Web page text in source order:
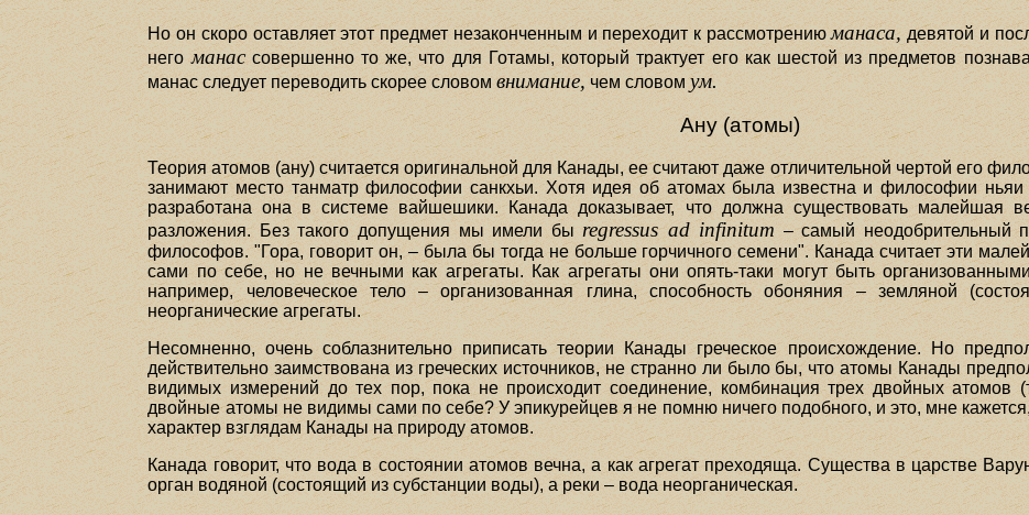
Но он скоро оставляет этот предмет незаконченным и переходит к рассмотрениюманаса, девятой и
негоманассовершенно то же, что для Готамы, который трактует его как шестой из предметов
манас следует переводить скорее словомвнимание, чем словомум.
Ану (атомы)
Теория атомов (ану) считается оригинальной для Канады, ее считают даже отличительной чертой его
занимают место танматр философии санкхьи. Хотя идея об атомах была известна и философии
разработана она в системе вайшешики. Канада доказывает, что должна существовать малейшая
разложения. Без такого допущения мы имели бы regressus ad infinitum – самый неодобрительный
философов. "Гора, говорит он, – была бы тогда не больше горчичного семени". Канада считает эти
сами по себе, но не вечными как агрегаты. Как агрегаты они опять-таки могут быть
например, человеческое тело – организованная глина, способность обоняния – земляной
неорганические агрегаты.
Несомненно, очень соблазнительно приписать теории Канады греческое происхождение. Но
действительно заимствована из греческих источников, не странно ли было бы, что атомы Канады
видимых измерений до тех пор, пока не происходит соединение, комбинация трех двойных атомов
двойные атомы не видимы сами по себе? У эпикурейцев я не помню ничего подобного, и это, мне
характер взглядам Канады на природу атомов.
Канада говорит, что вода в состоянии атомов вечна, а как агрегат преходяща. Существа в царстве
орган водяной (состоящий из субстанции воды), а реки – вода неорганическая.